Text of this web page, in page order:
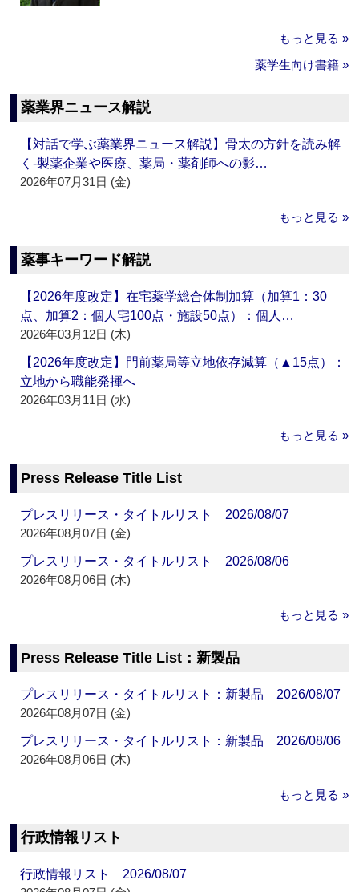
もっと見る »
薬学生向け書籍 »
薬業界ニュース解説
【対話で学ぶ薬業界ニュース解説】骨太の方針を読み解
く‐製薬企業や医療、薬局・薬剤師への影…
2026年07月31日 (金)
もっと見る »
薬事キーワード解説
【2026年度改定】在宅薬学総合体制加算（加算1：30
点、加算2：個人宅100点・施設50点）：個人…
2026年03月12日 (木)
【2026年度改定】門前薬局等立地依存減算（▲15点）：
立地から職能発揮へ
2026年03月11日 (水)
もっと見る »
Press Release Title List
プレスリリース・タイトルリスト 2026/08/07
2026年08月07日 (金)
プレスリリース・タイトルリスト 2026/08/06
2026年08月06日 (木)
もっと見る »
Press Release Title List：新製品
プレスリリース・タイトルリスト：新製品 2026/08/07
2026年08月07日 (金)
プレスリリース・タイトルリスト：新製品 2026/08/06
2026年08月06日 (木)
もっと見る »
行政情報リスト
行政情報リスト 2026/08/07